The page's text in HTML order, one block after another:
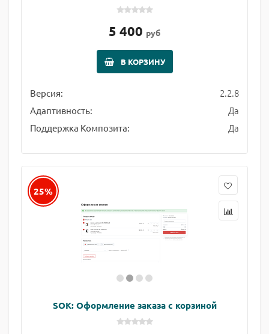
5 400 руб
В КОРЗИНУ
Версия: 2.2.8
Адаптивность: Да
Поддержка Композита: Да
25%
SOK: Оформление заказа с корзиной